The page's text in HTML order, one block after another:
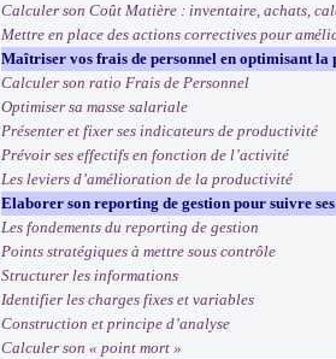
Calculer son Coût Matière : inventaire, achats,
Mettre en place des actions correctives pour
Maîtriser vos frais de personnel en optimisant la
Calculer son ratio Frais de Personnel
Optimiser sa masse salariale
Présenter et fixer ses indicateurs de productivité
Prévoir ses effectifs en fonction de l’activité
Les leviers d’amélioration de la productivité
Elaborer son reporting de gestion pour suivre
Les fondements du reporting de gestion
Points stratégiques à mettre sous contrôle
Structurer les informations
Identifier les charges fixes et variables
Construction et principe d’analyse
Calculer son « point mort »